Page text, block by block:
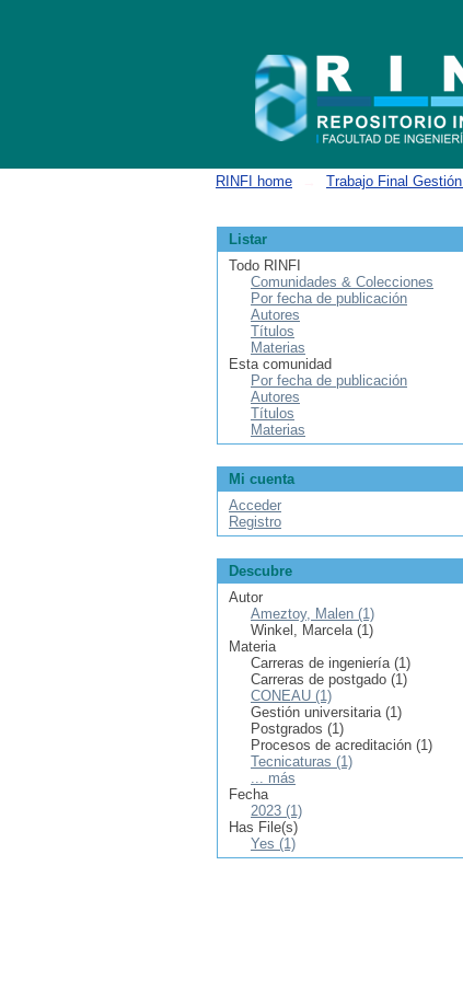
RINFI home Trabajo Final
Listar
Todo RINFI
Comunidades & Colecciones
Por fecha de publicación
Autores
Títulos
Materias
Esta comunidad
Por fecha de publicación
Autores
Títulos
Materias
Mi cuenta
Acceder
Registro
Descubre
Autor
Ameztoy, Malen (1)
Winkel, Marcela (1)
Materia
Carreras de ingeniería (1)
Carreras de postgado (1)
CONEAU (1)
Gestión universitaria (1)
Postgrados (1)
Procesos de acreditación (1)
Tecnicaturas (1)
... más
Fecha
2023 (1)
Has File(s)
Yes (1)